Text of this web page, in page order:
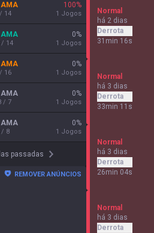
14
100%
1 Jogos
/ 14
0%
1 Jogos
16
0%
1 Jogos
/ 7
0%
1 Jogos
/ 8
0%
1 Jogos
passadas
REMOVER ANÚNCIOS
Normal
há 2 dias
Derrota
31min 16s
Normal
há 3 dias
Derrota
33min 11s
Normal
há 3 dias
Derrota
26min 04s
Normal
há 3 dias
Derrota